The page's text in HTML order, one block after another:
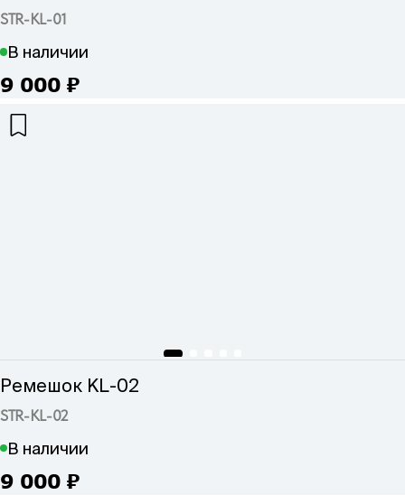
STR-KL-01
9 000 ₽
В наличии
Ремешок KL-02
STR-KL-02
9 000 ₽
В наличии